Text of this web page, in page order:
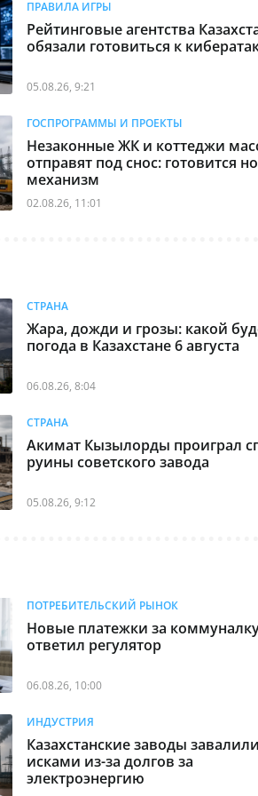
изменили
двух автобусов
буря 6 августа
прогноз на
участок
севере Казахстана
новый удар по
уровня за
активы: 2,7
направят на воду
блэкаутом
в минус после
с Ближнего
Казахстана начали
в режиме НМУ
собак-
почему в
внезапно
место
ПРАВИЛА ИГРЫ
05.08.26, 9:21
Рейтинговые агентства
обязали готовиться к
ГОСПРОГРАММЫ И ПРОЕКТЫ
02.08.26, 11:01
Незаконные ЖК и коттеджи
отправят под снос: готовится
механизм
СТРАНА
06.08.26, 8:04
Жара, дожди и грозы: какой
погода в Казахстане 6 августа
СТРАНА
05.08.26, 9:12
Акимат Кызылорды проиграл
руины советского завода
ПОТРЕБИТЕЛЬСКИЙ РЫНОК
06.08.26, 10:00
Новые платежки за
ответил регулятор
ИНДУСТРИЯ
Казахстанские заводы завалили
исками из-за долгов за
электроэнергию